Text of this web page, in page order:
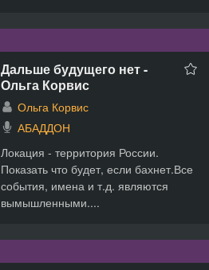
Дальше будущего нет -
Ольга Корвис
Ольга Корвис
АБАДДОН
Локация - территория России.
Показать что будет, если бахнет.Все
события, имена и т.д. являются
вымышленными....